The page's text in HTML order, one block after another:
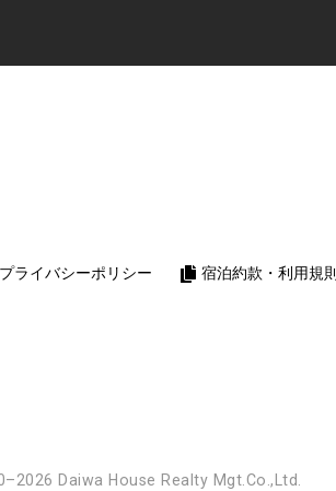
プライバシーポリシー 宿泊約款・利用規則
Daiwa House Realty Mgt.Co.,Ltd.